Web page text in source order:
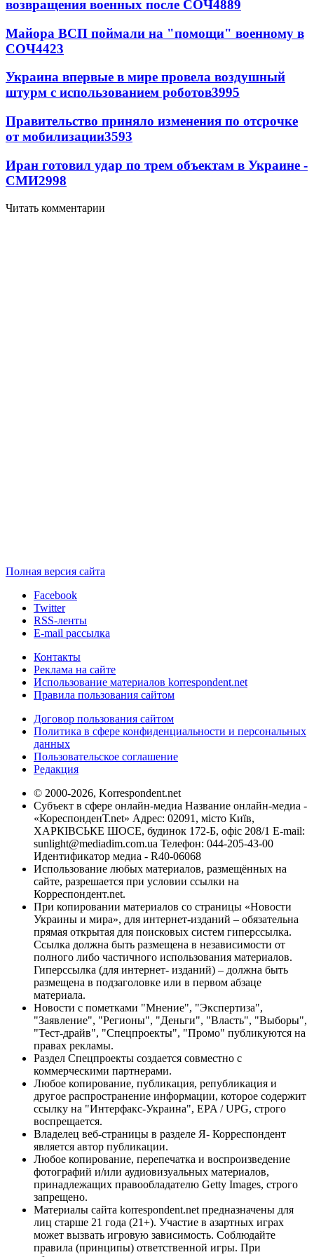
возвращения военных после СОЧ4889
Майора ВСП поймали на "помощи" военному в
СОЧ4423
Украина впервые в мире провела воздушный
штурм с использованием роботов3995
Правительство приняло изменения по отсрочке
от мобилизации3593
Иран готовил удар по трем объектам в Украине -
СМИ2998
Читать комментарии
Полная версия сайта
Facebook
Twitter
RSS-ленты
E-mail рассылка
Контакты
Реклама на сайте
Использование материалов korrespondent.net
Правила пользования сайтом
Договор пользования сайтом
Политика в сфере конфиденциальности и персональных
данных
Пользовательское соглашение
Редакция
© 2000-2026, Korrespondent.net
Субъект в сфере онлайн-медиа Название онлайн-медиа -
«КореспонденТ.net» Адрес: 02091, місто Київ,
ХАРКІВСЬКЕ ШОСЕ, будинок 172-Б, офіс 208/1 E-mail:
sunlight@mediadim.com.ua Телефон: 044-205-43-00
Идентификатор медиа - R40-06068
Использование любых материалов, размещённых на
сайте, разрешается при условии ссылки на
Корреспондент.net.
При копировании материалов со страницы «Новости
Украины и мира», для интернет-изданий – обязательна
прямая открытая для поисковых систем гиперссылка.
Ссылка должна быть размещена в независимости от
полного либо частичного использования материалов.
Гиперссылка (для интернет- изданий) – должна быть
размещена в подзаголовке или в первом абзаце
материала.
Новости с пометками "Мнение", "Экспертиза",
"Заявление", "Регионы", "Деньги", "Власть", "Выборы",
"Тест-драйв", "Спецпроекты", "Промо" публикуются на
правах рекламы.
Раздел Спецпроекты создается совместно с
коммерческими партнерами.
Любое копирование, публикация, републикация и
другое распространение информации, которое содержит
ссылку на "Интерфакс-Украина", EPA / UPG, строго
воспрещается.
Владелец веб-страницы в разделе Я- Корреспондент
является автор публикации.
Любое копирование, перепечатка и воспроизведение
фотографий и/или аудиовизуальных материалов,
принадлежащих правообладателю Getty Images, строго
запрещено.
Материалы сайта korrespondent.net предназначены для
лиц старше 21 года (21+). Участие в азартных играх
может вызвать игровую зависимость. Соблюдайте
правила (принципы) ответственной игры. При